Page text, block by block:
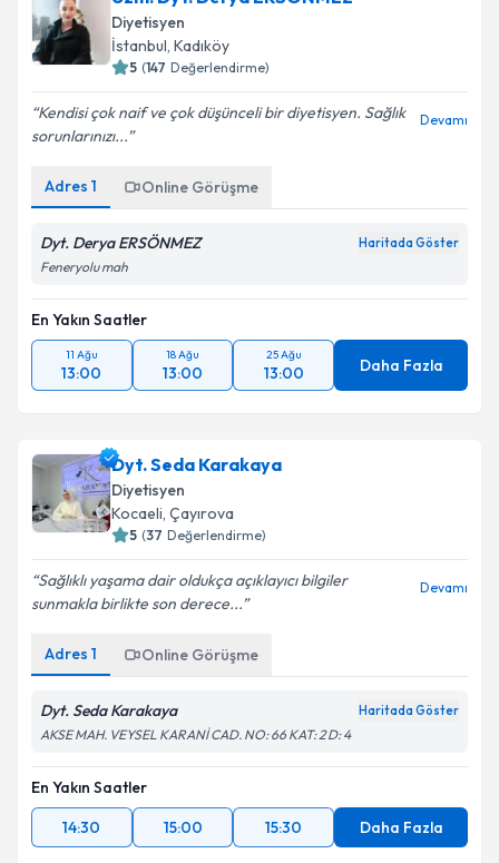
Diyetisyen
İstanbul, Kadıköy
5 (147 Değerlendirme)
Kendisi çok naif ve çok düşünceli bir diyetisyen. Sağlık
sorunlarınızı...
Devamı
Adres 1 Online Görüşme
Dyt. Derya ERSÖNMEZ Haritada Göster
Feneryolu mah
En Yakın Saatler
11 Ağu
13:00
18 Ağu
13:00
25 Ağu
13:00 Daha Fazla
Dyt. Seda Karakaya
Diyetisyen
Kocaeli, Çayırova
5 (37 Değerlendirme)
Sağlıklı yaşama dair oldukça açıklayıcı bilgiler
sunmakla birlikte son derece...
Devamı
Adres 1 Online Görüşme
Dyt. Seda Karakaya Haritada Göster
AKSE MAH. VEYSEL KARANİ CAD. NO: 66 KAT: 2 D: 4
En Yakın Saatler
14:30
15:00 15:30 Daha Fazla